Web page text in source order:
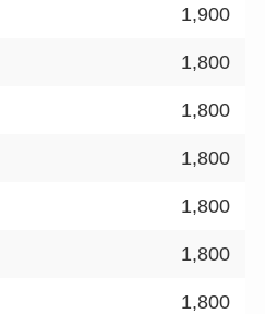
1,900
1,800
1,800
1,800
1,800
1,800
1,800